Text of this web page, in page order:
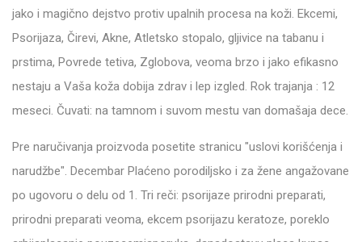
jako i magično dejstvo protiv upalnih procesa na koži. Ekcemi,
Psorijaza, Čirevi, Akne, Atletsko stopalo, gljivice na tabanu i
prstima, Povrede tetiva, Zglobova, veoma brzo i jako efikasno
nestaju a Vaša koža dobija zdrav i lep izgled. Rok trajanja : 12
meseci. Čuvati: na tamnom i suvom mestu van domašaja dece.
Pre naručivanja proizvoda posetite stranicu "uslovi korišćenja i
narudžbe". Decembar Plaćeno porodiljsko i za žene angažovane
po ugovoru o delu od 1. Tri reči: psorijaze prirodni preparati,
prirodni preparati veoma, ekcem psorijazu keratoze, poreklo